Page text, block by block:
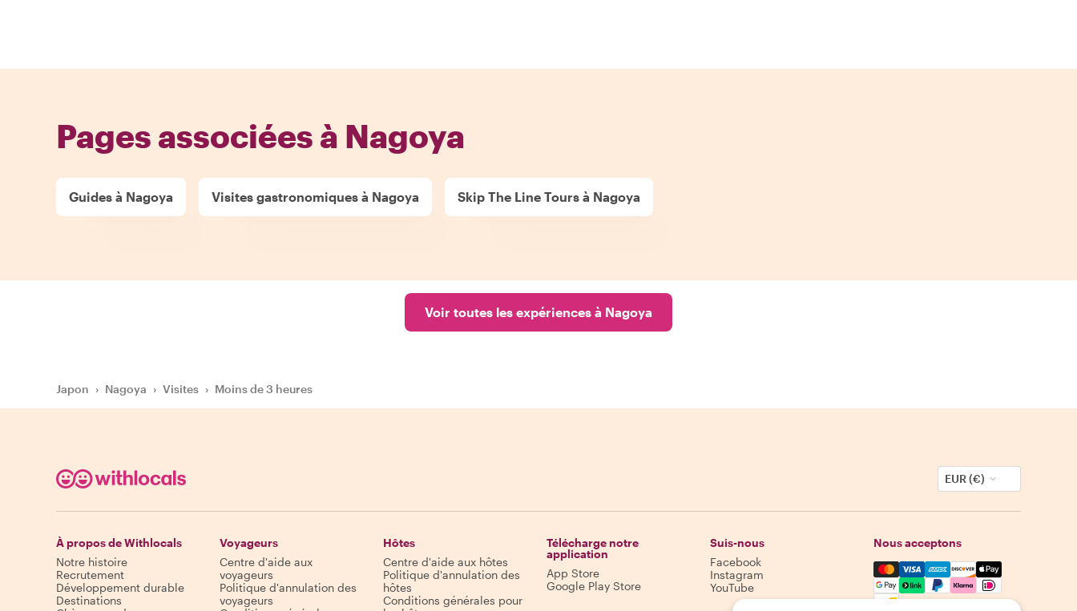
Pages associées à Nagoya
Guides à Nagoya Visites gastronomiques à Nagoya Skip The Line Tours à Nagoya
Voir toutes les expériences à Nagoya
Japon › Nagoya › Visites › Moins de 3 heures
EUR (€)
À propos de Withlocals
Notre histoire
Recrutement
Développement durable
Destinations
Voyageurs
Centre d'aide aux
voyageurs
Politique d'annulation des
voyageurs
Hôtes
Centre d'aide aux hôtes
Politique d'annulation des
hôtes
Conditions générales pour
Télécharge notre
application
App Store
Google Play Store
Suis-nous
Facebook
Instagram
YouTube
Nous acceptons
Mastercard, Visa, Amex,